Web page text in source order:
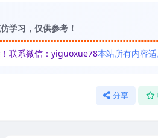
学习，仅供参考！
联系微信：yiguoxue78本站所有内容
分享